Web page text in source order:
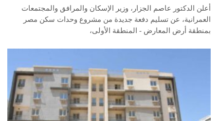
أعلن الدكتور عاصم الجزار، وزير الإسكان والمرافق والمجتمعات
العمرانية، عن تسليم دفعة جديدة من مشروع وحدات سكن مصر
بمنطقة أرض المعارض - المنطقة الأولى،